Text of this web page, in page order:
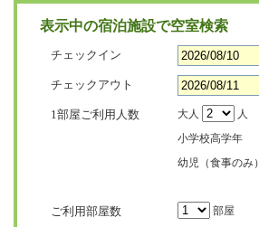
表示中の宿泊施設で空室検索
チェックイン
チェックアウト
1部屋ご利用人数 大人
人
小学校高学年
幼児（食事のみ）
ご利用部屋数 部屋